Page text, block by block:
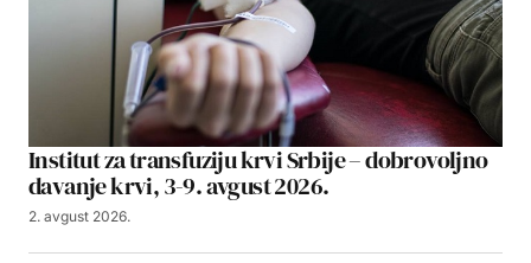
Institut za transfuziju krvi Srbije – dobrovoljno
davanje krvi, 3-9. avgust 2026.
2. avgust 2026.